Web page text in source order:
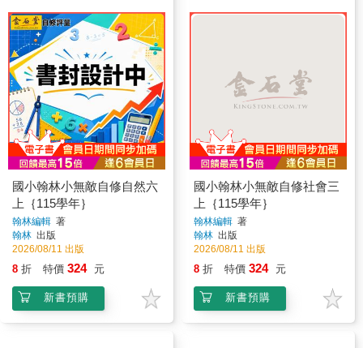
國小翰林小無敵自修自然六
上｛115學年｝
翰林編輯 著
翰林 出版
2026/08/11 出版
8 折 特價 324 元
新書預購
國小翰林小無敵自修社會三
上｛115學年｝
翰林編輯 著
翰林 出版
2026/08/11 出版
8 折 特價 324 元
新書預購